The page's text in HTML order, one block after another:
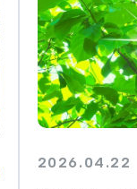
2026.04.22